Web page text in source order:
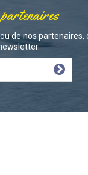
de nos partenaires,